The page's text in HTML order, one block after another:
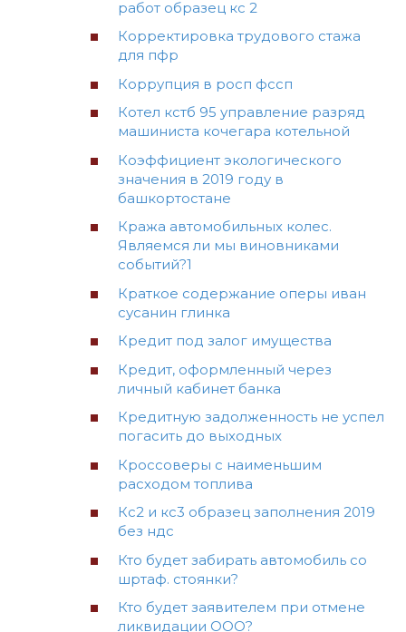
работ образец кс 2
Корректировка трудового стажа
для пфр
Коррупция в росп фссп
Котел кстб 95 управление разряд
машиниста кочегара котельной
Коэффициент экологического
значения в 2019 году в
башкортостане
Кража автомобильных колес.
Являемся ли мы виновниками
событий?1
Краткое содержание оперы иван
сусанин глинка
Кредит под залог имущества
Кредит, оформленный через
личный кабинет банка
Кредитную задолженность не успел
погасить до выходных
Кроссоверы с наименьшим
расходом топлива
Кс2 и кс3 образец заполнения 2019
без ндс
Кто будет забирать автомобиль со
шртаф. стоянки?
Кто будет заявителем при отмене
ликвидации ООО?